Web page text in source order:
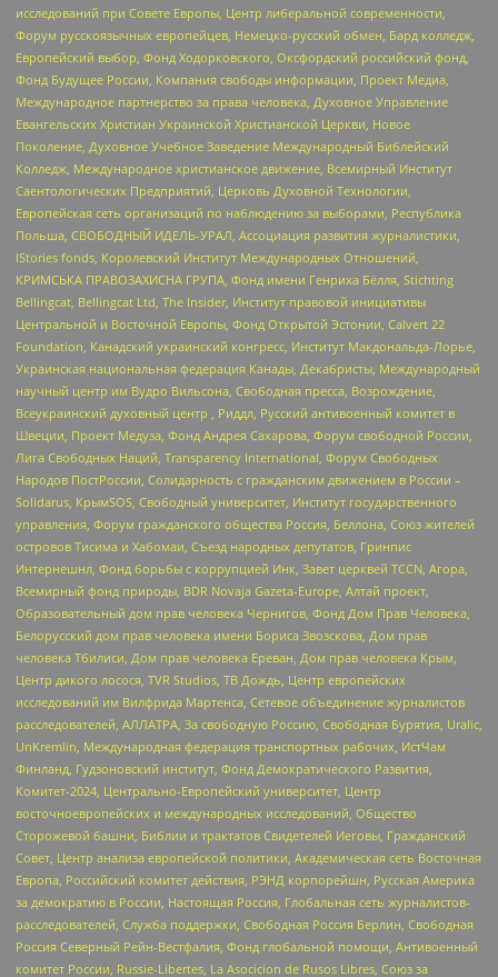
исследований при Совете Европы, Центр либеральной современности,
Форум русскоязычных европейцев, Немецко-русский обмен, Бард колледж,
Европейский выбор, Фонд Ходорковского, Оксфордский российский фонд,
Фонд Будущее России, Компания свободы информации, Проект Медиа,
Международное партнерство за права человека, Духовное Управление
Евангельских Христиан Украинской Христианской Церкви, Новое
Поколение, Духовное Учебное Заведение Международный Библейский
Колледж, Международное христианское движение, Всемирный Институт
Саентологических Предприятий, Церковь Духовной Технологии,
Европейская сеть организаций по наблюдению за выборами, Республика
Польша, СВОБОДНЫЙ ИДЕЛЬ-УРАЛ, Ассоциация развития журналистики,
IStories fonds, Королевский Институт Международных Отношений,
КРИМСЬКА ПРАВОЗАХИСНА ГРУПА, Фонд имени Генриха Бёлля, Stichting
Bellingcat, Bellingcat Ltd, The Insider, Институт правовой инициативы
Центральной и Восточной Европы, Фонд Открытой Эстонии, Calvert 22
Foundation, Канадский украинский конгресс, Институт Макдональда-Лорье,
Украинская национальная федерация Канады, Декабристы, Международный
научный центр им Вудро Вильсона, Свободная пресса, Возрождение,
Всеукраинский духовный центр , Риддл, Русский антивоенный комитет в
Швеции, Проект Медуза, Фонд Андрея Сахарова, Форум свободной России,
Лига Свободных Наций, Transparеncy International, Форум Свободных
Народов ПостРоссии, Солидарность с гражданским движением в России –
Solidarus, КрымSOS, Свободный университет, Институт государственного
управления, Форум гражданского общества Россия, Беллона, Союз жителей
островов Тисима и Хабомаи, Съезд народных депутатов, Гринпис
Интернешнл, Фонд борьбы с коррупцией Инк, Завет церквей TCCN, Агора,
Всемирный фонд природы, BDR Novaja Gazeta-Europe, Алтай проект,
Образовательный дом прав человека Чернигов, Фонд Дом Прав Человека,
Белорусский дом прав человека имени Бориса Звозскова, Дом прав
человека Тбилиси, Дом прав человека Ереван, Дом прав человека Крым,
Центр дикого лосося, TVR Studios, ТВ Дождь, Центр европейских
исследований им Вилфрида Мартенса, Сетевое объединение журналистов
расследователей, АЛЛАТРА, За свободную Россию, Свободная Бурятия, Uralic,
UnKremlin, Международная федерация транспортных рабочих, ИстЧам
Финланд, Гудзоновский институт, Фонд Демократического Развития,
Комитет-2024, Центрально-Европейский университет, Центр
восточноевропейских и международных исследований, Общество
Сторожевой башни, Библии и трактатов Свидетелей Иеговы, Гражданский
Совет, Центр анализа европейской политики, Академическая сеть Восточная
Европа, Российский комитет действия, РЭНД корпорейшн, Русская Америка
за демократию в России, Настоящая Россия, Глобальная сеть журналистов-
расследователей, Служба поддержки, Свободная Россия Берлин, Свободная
Россия Северный Рейн-Вестфалия, Фонд глобальной помощи, Антивоенный
комитет России, Russie-Libertes, La Asocicion de Rusos Libres, Союз за